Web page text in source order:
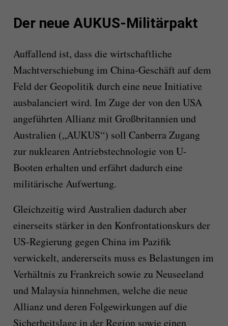
Der neue AUKUS-Militärpakt
Auffallend ist, dass die wirtschaftliche
Machtverschiebung im China-Geschäft auf dem
Feld der Geopolitik durch eine neue Initiative
ausbalanciert wird. Im Zuge der von den USA
angeführten Allianz mit Großbritannien und
Australien („AUKUS“) soll Canberra Zugang
zur nuklearen Antriebstechnologie von U-
Booten erhalten und erfährt dadurch eine
militärische Aufwertung.
Gleichzeitig wird Australien dadurch aber
einerseits stärker in den Konfrontationskurs der
US-Regierung gegen China im Pazifik
verwickelt, andererseits muss es Belastungen im
Verhältnis zu Frankreich sowie zu Neuseeland
und Malaysia hinnehmen, welche die neue
Allianz und deren Folgewirkungen auf die
Sicherheitslage in der Region sowie einen